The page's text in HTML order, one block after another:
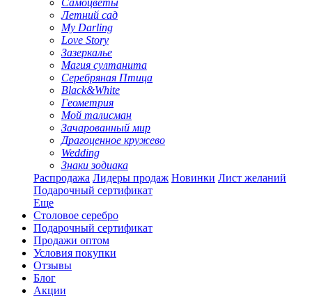
Самоцветы
Летний сад
My Darling
Love Story
Зазеркалье
Магия султанита
Серебряная Птица
Black&White
Геометрия
Мой талисман
Зачарованный мир
Драгоценное кружево
Wedding
Знаки зодиака
Распродажа Лидеры продаж Новинки Лист желаний
Подарочный сертификат
Еще
Столовое серебро
Подарочный сертификат
Продажи оптом
Условия покупки
Отзывы
Блог
Акции